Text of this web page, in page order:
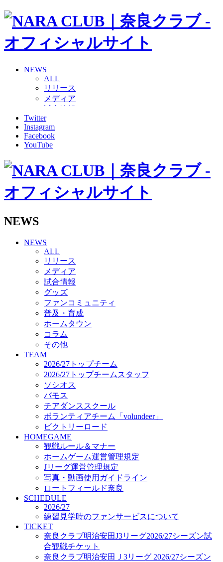
NEWS
ALL
リリース
メディア
グッズ
ファンコミュニティ
普及・育成
ホームタウン
その他
2026/27トップチーム
2026/27トップチームスタッフ
ボランティアチーム「volundeer」
ビクトリーロード
HOMEGAME
観戦ルール＆マナー
ホームゲーム運営管理規定
Jリーグ運営管理規定
写真・動画使用ガイドライン
ロートフィールド奈良
SCHEDULE
2026/27
練習見学時のファンサービスについて
TICKET
奈良クラブ明治安田J3リーグ2026/27シーズン試
合観戦チケット
奈良クラブ明治安田Ｊ3リーグ 2026/27シーズン
「鹿パス」
観戦ルール＆マナー
FANCOMMUNITY
2026/27ファンコミュニティ
サポートショップ
GOODS
オフィシャルストア（実店舗）
オンラインストア
ACADEMY
アカデミーについて
プロジェクト
コーチ&スタッフ
ジュニア
ジュニアユース
ユース
練習拠点（ナラディーア）
SCHOOL
Twitter
Instagram
Facebook
YouTube
NEWS
NEWS
ALL
リリース
メディア
試合情報
グッズ
ファンコミュニティ
普及・育成
ホームタウン
コラム
その他
TEAM
2026/27トップチーム
2026/27トップチームスタッフ
ソシオス
バモス
チアダンススクール
ボランティアチーム「volundeer」
ビクトリーロード
HOMEGAME
観戦ルール＆マナー
ホームゲーム運営管理規定
Jリーグ運営管理規定
写真・動画使用ガイドライン
ロートフィールド奈良
SCHEDULE
2026/27
練習見学時のファンサービスについて
TICKET
奈良クラブ明治安田J3リーグ2026/27シーズン試
合観戦チケット
奈良クラブ明治安田Ｊ3リーグ 2026/27シーズン